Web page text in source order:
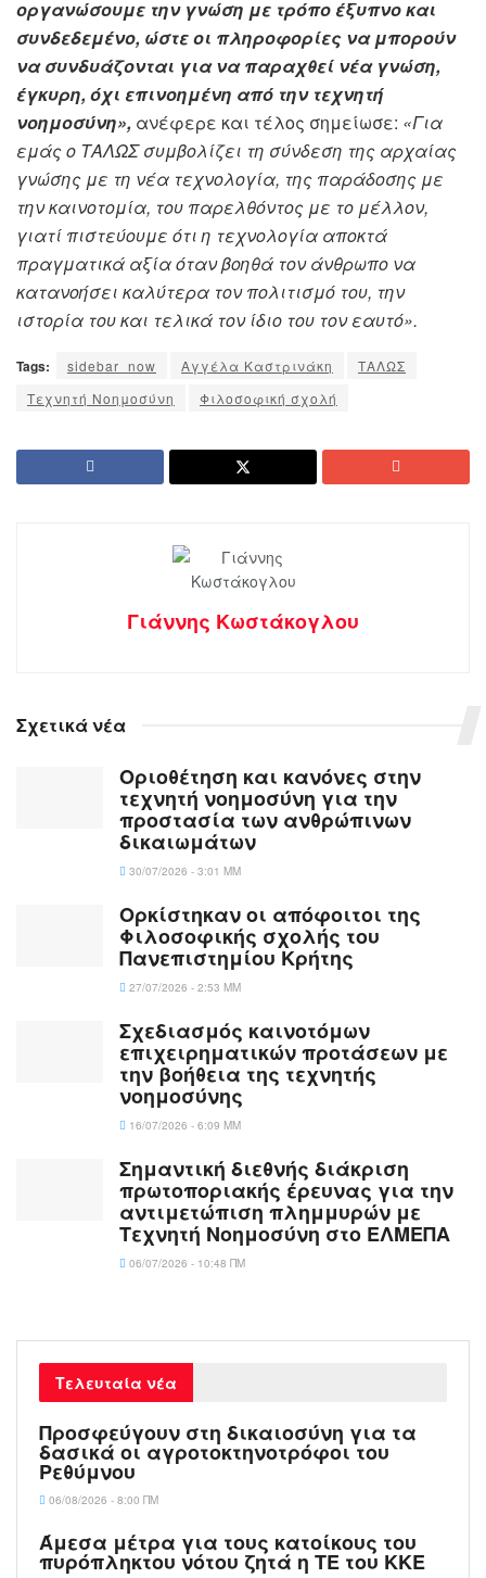
οργανώσουμε την γνώση με τρόπο έξυπνο και
συνδεδεμένο, ώστε οι πληροφορίες να μπορούν
να συνδυάζονται για να παραχθεί νέα γνώση,
έγκυρη, όχι επινοημένη από την τεχνητή
νοημοσύνη», ανέφερε και τέλος σημείωσε: «Για
εμάς ο ΤΑΛΩΣ συμβολίζει τη σύνδεση της αρχαίας
γνώσης με τη νέα τεχνολογία, της παράδοσης με
την καινοτομία, του παρελθόντος με το μέλλον,
γιατί πιστεύουμε ότι η τεχνολογία αποκτά
πραγματικά αξία όταν βοηθά τον άνθρωπο να
κατανοήσει καλύτερα τον πολιτισμό του, την
ιστορία του και τελικά τον ίδιο του τον εαυτό».
Tags: sidebar_now Αγγέλα Καστρινάκη
ΤΑΛΩΣ
Τεχνητή Νοημοσύνη
Φιλοσοφική σχολή
Γιάννης Κωστάκογλου
Σχετικά νέα
Οριοθέτηση και κανόνες στην
τεχνητή νοημοσύνη για την
προστασία των ανθρώπινων
δικαιωμάτων
30/07/2026 - 3:01 ΜΜ
Ορκίστηκαν οι απόφοιτοι της
Φιλοσοφικής σχολής του
Πανεπιστημίου Κρήτης
27/07/2026 - 2:53 ΜΜ
Σχεδιασμός καινοτόμων
επιχειρηματικών προτάσεων με
την βοήθεια της τεχνητής
νοημοσύνης
16/07/2026 - 6:09 ΜΜ
Σημαντική διεθνής διάκριση
πρωτοποριακής έρευνας για την
αντιμετώπιση πλημμυρών με
Τεχνητή Νοημοσύνη στο ΕΛΜΕΠΑ
06/07/2026 - 10:48 ΠΜ
Τελευταία νέα
Προσφεύγουν στη δικαιοσύνη για τα
δασικά οι αγροτοκτηνοτρόφοι του
Ρεθύμνου
06/08/2026 - 8:00 ΠΜ
Άμεσα μέτρα για τους κατοίκους του
πυρόπληκτου νότου ζητά η ΤΕ του ΚΚΕ